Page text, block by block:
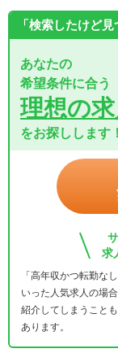
「検索したけど
あなたの
希望条件に合う
理想の求
をお探しします！
求
「高年収かつ転勤な
いった人気求人の場
紹介してしまうこと
あります。